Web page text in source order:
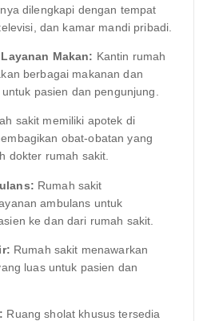
dilengkapi dengan tempat
dan kamar mandi pribadi.
Makan: Kantin rumah
berbagai makanan dan
pasien dan pengunjung.
sakit memiliki apotek di
obat-obatan yang
dokter rumah sakit.
Rumah sakit
ambulans untuk
ke dan dari rumah sakit.
Rumah sakit menawarkan
luas untuk pasien dan
Ruang sholat khusus tersedia